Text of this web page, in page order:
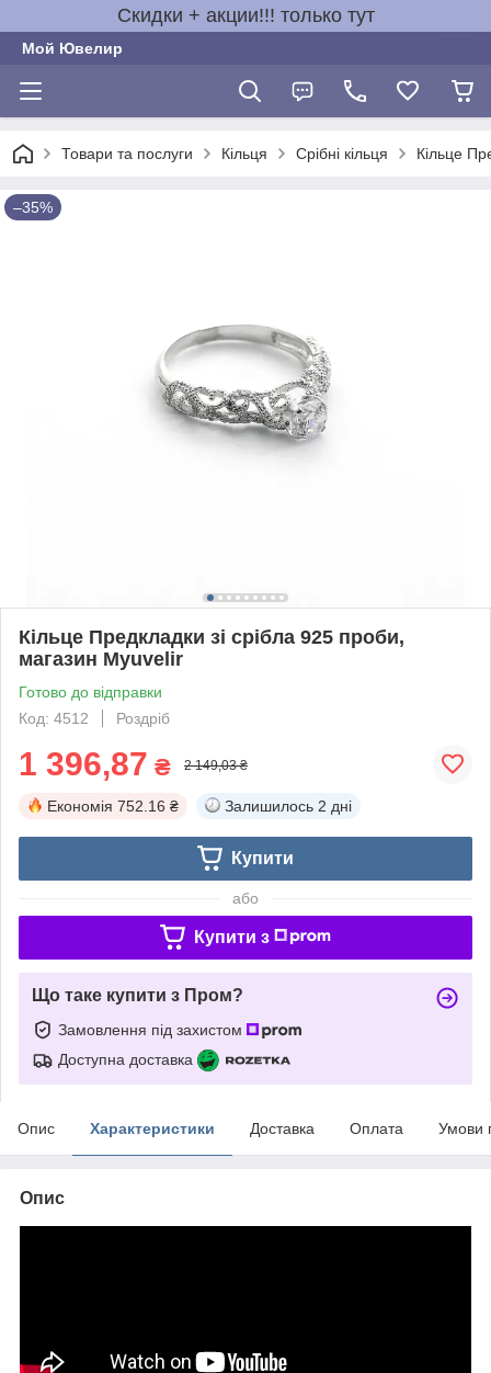
Скидки + акции!!! только тут
Мой Ювелир
Товари та послуги Кільця Срібні кільця Кільце
–35%
Кільце Предкладки зі срібла 925 проби,
магазин Myuvelir
Готово до відправки
Код: 4512
Роздріб
1 396,87 ₴ 2 149,03 ₴
Економія 752.16 ₴ Залишилось 2 дні
Купити
або
Купити з
Що таке купити з Пром?
Замовлення під захистом
Доступна доставка
Опис Характеристики Доставка Оплата Умови
Опис